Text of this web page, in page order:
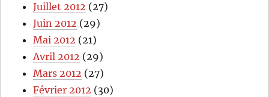
Juillet 2012 (27)
Juin 2012 (29)
Mai 2012 (21)
Avril 2012 (29)
Mars 2012 (27)
Février 2012 (30)